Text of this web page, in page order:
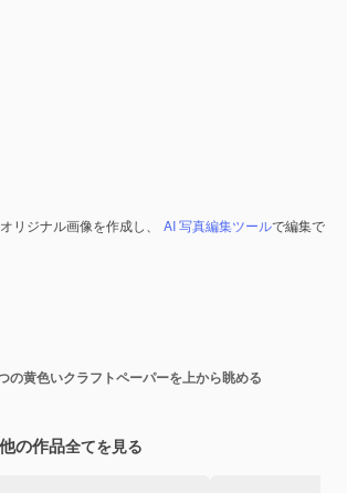
リジナル画像を作成し、 AI 写真編集ツールで編集で
の黄色いクラフトペーパーを上から眺める
の作品全てを見る